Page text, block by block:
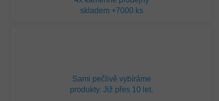
skladem +7000 ks
Sami pečlivě vybíráme
produkty. Již přes 10 let.